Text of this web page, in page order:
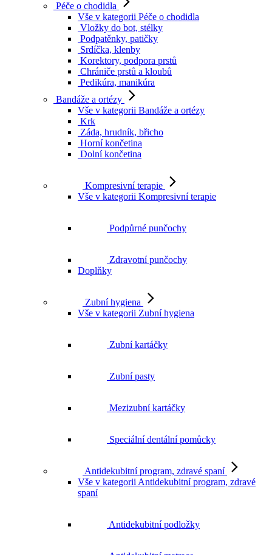
Péče o chodidla
Vše v kategorii Péče o chodidla
Vložky do bot, stélky
Podpatěnky, patičky
Srdíčka, klenby
Korektory, podpora prstů
Chrániče prstů a kloubů
Pedikúra, manikúra
Bandáže a ortézy
Vše v kategorii Bandáže a ortézy
Krk
Záda, hrudník, břicho
Horní končetina
Dolní končetina
Vše v kategorii Kompresivní terapie
Doplňky
Vše v kategorii Zubní hygiena
Vše v kategorii Antidekubitní program, zdravé
spaní